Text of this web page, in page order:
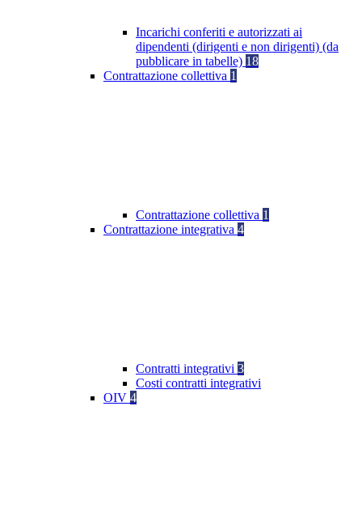
Incarichi conferiti e autorizzati ai
dipendenti (dirigenti e non dirigenti) (da
pubblicare in tabelle) 18
Contrattazione collettiva 1
Contrattazione collettiva 1
Contrattazione integrativa 4
Contratti integrativi 3
Costi contratti integrativi
OIV 4